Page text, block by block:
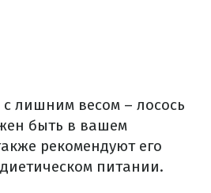
с лишним весом – лосось
быть в вашем
рекомендуют его
питании.